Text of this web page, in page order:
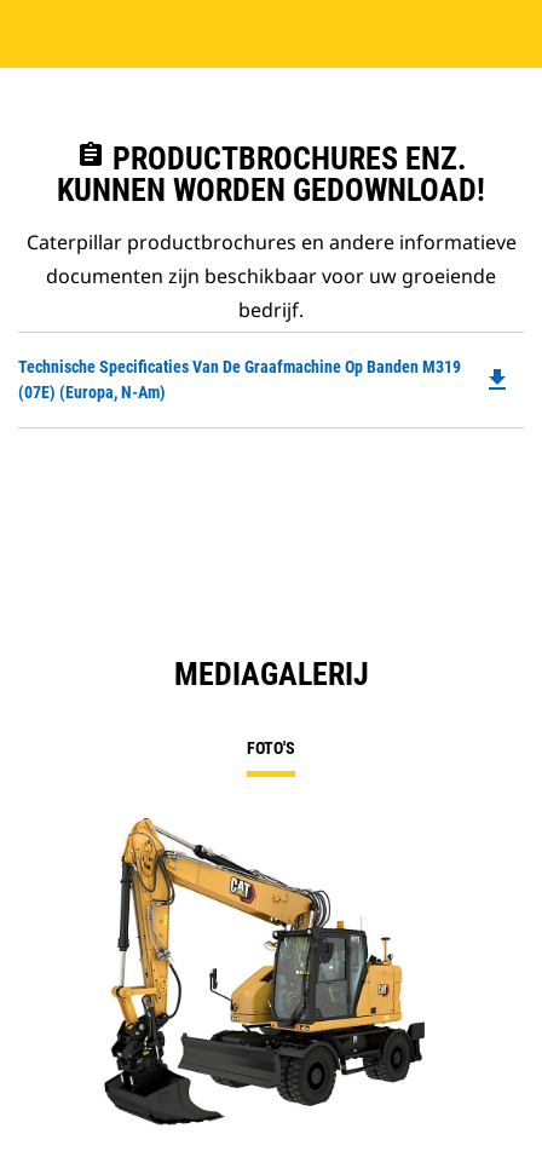
assignment PRODUCTBROCHURES ENZ.
KUNNEN WORDEN GEDOWNLOAD!
Caterpillar productbrochures en andere informatieve
documenten zijn beschikbaar voor uw groeiende
bedrijf.
Technische Specificaties Van De Graafmachine Op Banden M319
(07E) (Europa, N-Am)
file_download
MEDIAGALERIJ
FOTO'S